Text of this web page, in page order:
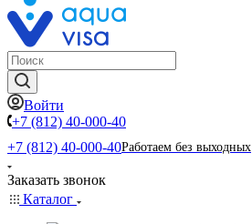
Войти
+7 (812) 40-000-40
+7 (812) 40-000-40Работаем без выходных
Заказать звонок
Каталог